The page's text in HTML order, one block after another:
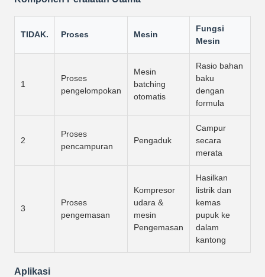
TIDAK. Proses Mesin
Fungsi
Mesin
1
Proses
pengelompokan
Mesin
batching
otomatis
Rasio bahan
baku
dengan
formula
2
Proses
pencampuran
Pengaduk
Campur
secara
merata
3
Proses
pengemasan
Kompresor
udara &
mesin
Pengemasan
Hasilkan
listrik dan
kemas
pupuk ke
dalam
kantong
Aplikasi